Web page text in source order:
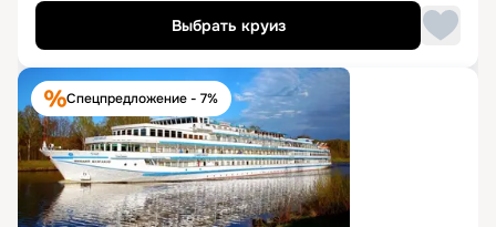
Выбрать круиз
Спецпредложение - 7%